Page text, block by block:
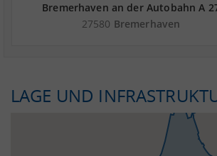
Bremerhaven an der Autobahn A
27580 Bremerhaven
LAGE UND